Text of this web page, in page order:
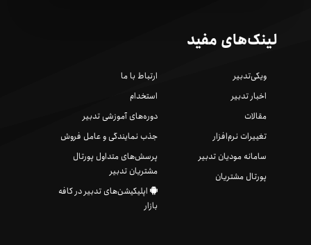
لینک‌های مفید
ویکی‌تدبیر
اخبار تدبیر
مقالات
تغییرات نرم‌افزار
سامانه مودیان تدبیر
پورتال مشتریان
ارتباط با ما
استخدام
دوره‌های آموزشی تدبیر
جذب نمایندگی و عامل فروش
پرسش‌های متداول پورتال
مشتریان تدبیر
اپلیکیشن‌های تدبیر در کافه
بازار